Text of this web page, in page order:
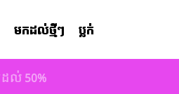
មកដល់ថ្មីៗ ប្លក់
ល់ 50%